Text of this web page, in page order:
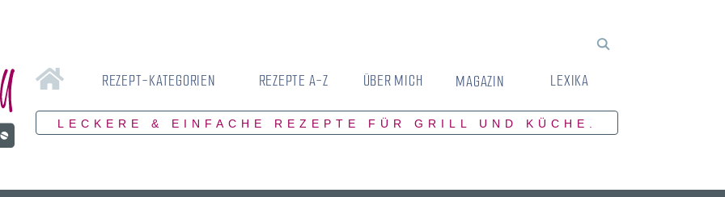
REZEPT-KATEGORIEN REZEPTE A-Z ÜBER MICH MAGAZIN LEXIKA
LECKERE & EINFACHE REZEPTE FÜR GRILL UND KÜCHE.